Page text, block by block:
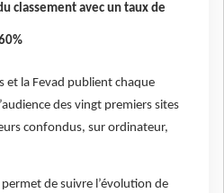
classement avec un taux de
la Fevad publient chaque
des vingt premiers sites
confondus, sur ordinateur,
de suivre l’évolution de